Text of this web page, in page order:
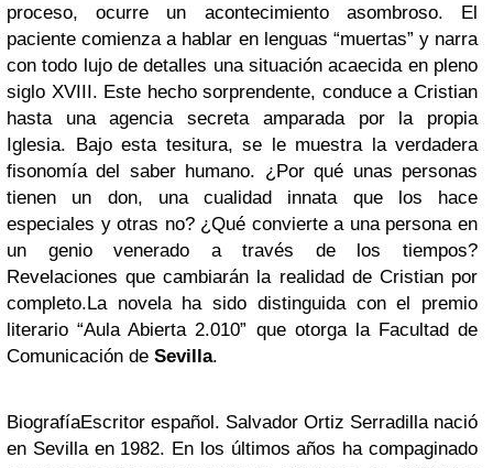
proceso, ocurre un acontecimiento asombroso. El
paciente comienza a hablar en lenguas “muertas” y narra
con todo lujo de detalles una situación acaecida en pleno
siglo XVIII. Este hecho sorprendente, conduce a Cristian
hasta una agencia secreta amparada por la propia
Iglesia. Bajo esta tesitura, se le muestra la verdadera
fisonomía del saber humano. ¿Por qué unas personas
tienen un don, una cualidad innata que los hace
especiales y otras no? ¿Qué convierte a una persona en
un genio venerado a través de los tiempos?
Revelaciones que cambiarán la realidad de Cristian por
completo.La novela ha sido distinguida con el premio
literario “Aula Abierta 2.010” que otorga la Facultad de
Comunicación de Sevilla.
BiografíaEscritor español. Salvador Ortiz Serradilla nació
en Sevilla en 1982. En los últimos años ha compaginado